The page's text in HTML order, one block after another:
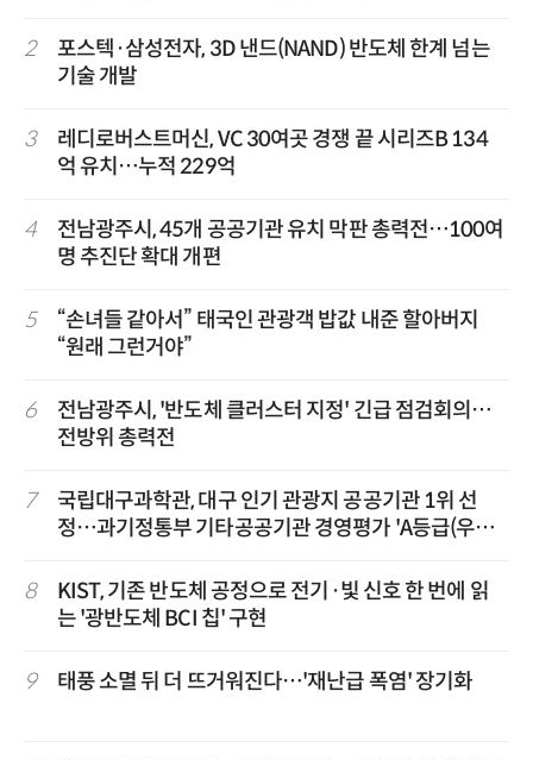
2
포스텍·삼성전자, 3D 낸드(NAND) 반도체 한계 넘는
기술 개발
3
레디로버스트머신, VC 30여곳 경쟁 끝 시리즈B 134
억 유치…누적 229억
4
전남광주시, 45개 공공기관 유치 막판 총력전…100여
명 추진단 확대 개편
5
“손녀들 같아서” 태국인 관광객 밥값 내준 할아버지
“원래 그런거야”
6
전남광주시, '반도체 클러스터 지정' 긴급 점검회의…
전방위 총력전
7
국립대구과학관, 대구 인기 관광지 공공기관 1위 선
정…과기정통부 기타공공기관 경영평가 'A등급(우수)'
8
KIST, 기존 반도체 공정으로 전기·빛 신호 한 번에 읽
는 '광반도체 BCI 칩' 구현
9 태풍 소멸 뒤 더 뜨거워진다…'재난급 폭염' 장기화